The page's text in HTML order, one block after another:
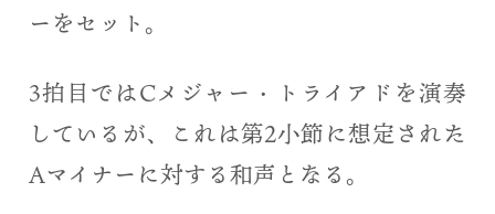
ーをセット。
3拍目ではCメジャー・トライアドを演奏
しているが、これは第2小節に想定された
Aマイナーに対する和声となる。